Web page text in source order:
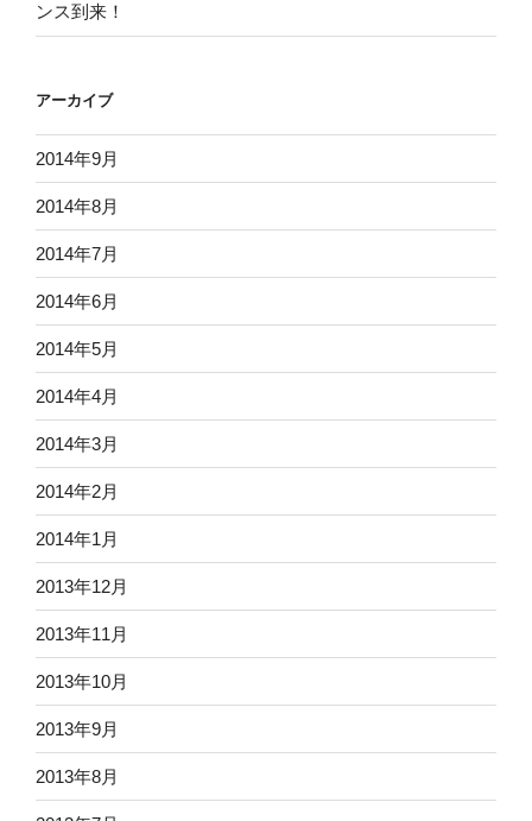
ンス到来！
アーカイブ
2014年9月
2014年8月
2014年7月
2014年6月
2014年5月
2014年4月
2014年3月
2014年2月
2014年1月
2013年12月
2013年11月
2013年10月
2013年9月
2013年8月